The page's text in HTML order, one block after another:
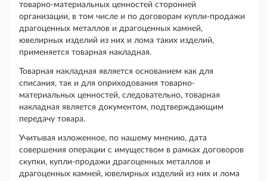
товарно-материальных ценностей сторонней
организации, в том числе и по договорам купли-продажи
драгоценных металлов и драгоценных камней,
ювелирных изделий из них и лома таких изделий,
применяется товарная накладная.
Товарная накладная является основанием как для
списания, так и для оприходования товарно-
материальных ценностей, следовательно, товарная
накладная является документом, подтверждающим
передачу товара.
Учитывая изложенное, по нашему мнению, дата
совершения операции с имуществом в рамках договоров
скупки, купли-продажи драгоценных металлов и
драгоценных камней, ювелирных изделий из них и лома